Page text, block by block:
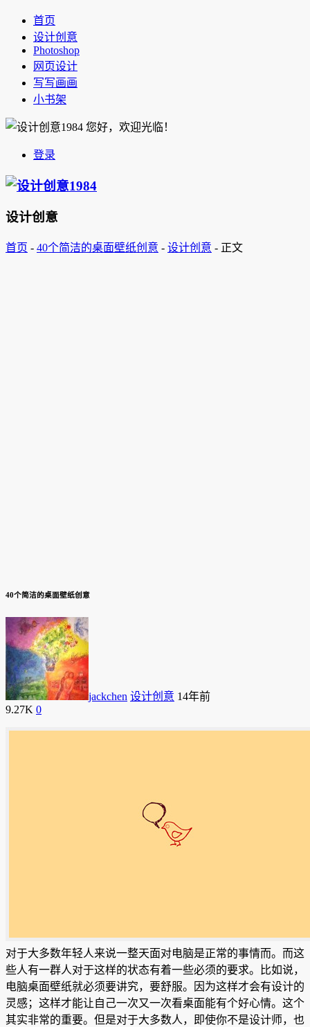
首页
设计创意
Photoshop
网页设计
写写画画
小书架
您好，欢迎光临！
登录
设计创意
首页 - 40个简洁的桌面壁纸创意 - 设计创意 - 正文
40个简洁的桌面壁纸创意
jackchen 设计创意 14年前
9.27K 0
对于大多数年轻人来说一整天面对电脑是正常的事情而。而这
些人有一群人对于这样的状态有着一些必须的要求。比如说，
电脑桌面壁纸就必须要讲究，要舒服。因为这样才会有设计的
灵感；这样才能让自己一次又一次看桌面能有个好心情。这个
其实非常的重要。但是对于大多数人，即使你不是设计师，也